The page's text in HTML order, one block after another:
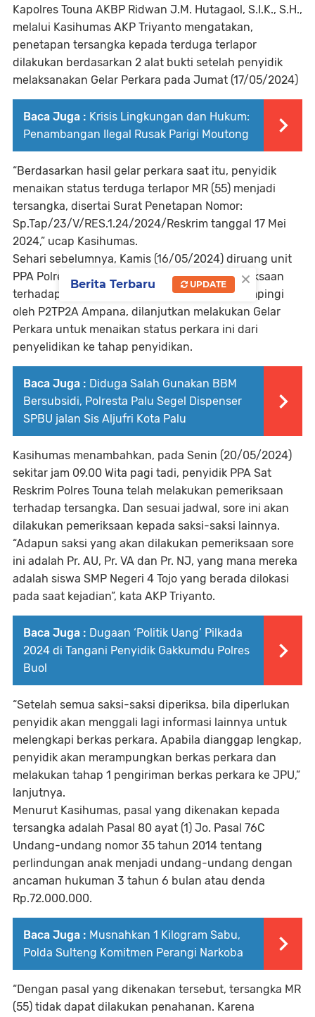
Kapolres Touna AKBP Ridwan J.M. Hutagaol, S.I.K., S.H.,
melalui Kasihumas AKP Triyanto mengatakan,
penetapan tersangka kepada terduga terlapor
dilakukan berdasarkan 2 alat bukti setelah penyidik
melaksanakan Gelar Perkara pada Jumat (17/05/2024)
Baca Juga : Krisis Lingkungan dan Hukum:
Penambangan Ilegal Rusak Parigi Moutong
“Berdasarkan hasil gelar perkara saat itu, penyidik
menaikan status terduga terlapor MR (55) menjadi
tersangka, disertai Surat Penetapan Nomor:
Sp.Tap/23/V/RES.1.24/2024/Reskrim tanggal 17 Mei
2024,” ucap Kasihumas.
Sehari sebelumnya, Kamis (16/05/2024) diruang unit
PPA Polres Touna, penyidik melakukan pemeriksaan
terhadap korban dan ayah korban yang didampingi
oleh P2TP2A Ampana, dilanjutkan melakukan Gelar
Perkara untuk menaikan status perkara ini dari
penyelidikan ke tahap penyidikan.
Baca Juga : Diduga Salah Gunakan BBM
Bersubsidi, Polresta Palu Segel Dispenser
SPBU jalan Sis Aljufri Kota Palu
Kasihumas menambahkan, pada Senin (20/05/2024)
sekitar jam 09.00 Wita pagi tadi, penyidik PPA Sat
Reskrim Polres Touna telah melakukan pemeriksaan
terhadap tersangka. Dan sesuai jadwal, sore ini akan
dilakukan pemeriksaan kepada saksi-saksi lainnya.
“Adapun saksi yang akan dilakukan pemeriksaan sore
ini adalah Pr. AU, Pr. VA dan Pr. NJ, yang mana mereka
adalah siswa SMP Negeri 4 Tojo yang berada dilokasi
pada saat kejadian”, kata AKP Triyanto.
Baca Juga : Dugaan ‘Politik Uang’ Pilkada
2024 di Tangani Penyidik Gakkumdu Polres
Buol
“Setelah semua saksi-saksi diperiksa, bila diperlukan
penyidik akan menggali lagi informasi lainnya untuk
melengkapi berkas perkara. Apabila dianggap lengkap,
penyidik akan merampungkan berkas perkara dan
melakukan tahap 1 pengiriman berkas perkara ke JPU,”
lanjutnya.
Menurut Kasihumas, pasal yang dikenakan kepada
tersangka adalah Pasal 80 ayat (1) Jo. Pasal 76C
Undang-undang nomor 35 tahun 2014 tentang
perlindungan anak menjadi undang-undang dengan
ancaman hukuman 3 tahun 6 bulan atau denda
Rp.72.000.000.
Baca Juga : Musnahkan 1 Kilogram Sabu,
Polda Sulteng Komitmen Perangi Narkoba
“Dengan pasal yang dikenakan tersebut, tersangka MR
(55) tidak dapat dilakukan penahanan. Karena
×
Berita Terbaru UPDATE